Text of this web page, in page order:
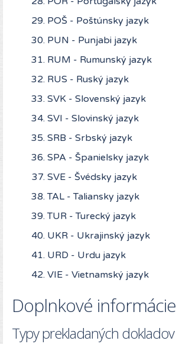
POŠ - Poštúnsky jazyk
PUN - Punjabi jazyk
RUM - Rumunský jazyk
RUS - Ruský jazyk
SVK - Slovenský jazyk
SVI - Slovinský jazyk
SRB - Srbský jazyk
SPA - Španielsky jazyk
SVE - Švédsky jazyk
TAL - Taliansky jazyk
TUR - Turecký jazyk
UKR - Ukrajinský jazyk
URD - Urdu jazyk
VIE - Vietnamský jazyk
Doplnkové informácie
Typy prekladaných dokladov